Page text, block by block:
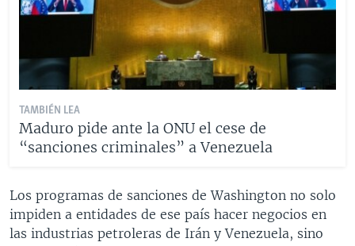
TAMBIÉN LEA
Maduro pide ante la ONU el cese de
“sanciones criminales” a Venezuela
Los programas de sanciones de Washington no solo
impiden a entidades de ese país hacer negocios en
las industrias petroleras de Irán y Venezuela, sino